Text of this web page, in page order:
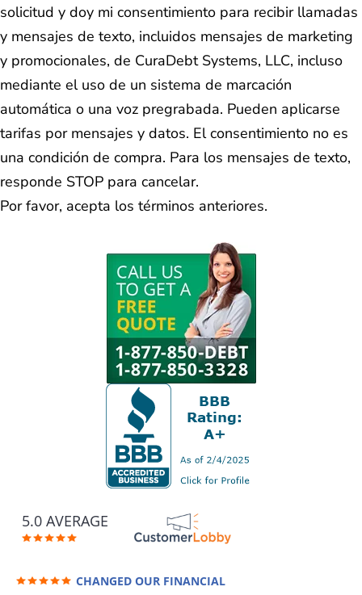
solicitud y doy mi consentimiento para recibir llamadas
y mensajes de texto, incluidos mensajes de marketing
y promocionales, de CuraDebt Systems, LLC, incluso
mediante el uso de un sistema de marcación
automática o una voz pregrabada. Pueden aplicarse
tarifas por mensajes y datos. El consentimiento no es
una condición de compra. Para los mensajes de texto,
responde STOP para cancelar.
Por favor, acepta los términos anteriores.
5.0 AVERAGE
CHANGED OUR FINANCIAL